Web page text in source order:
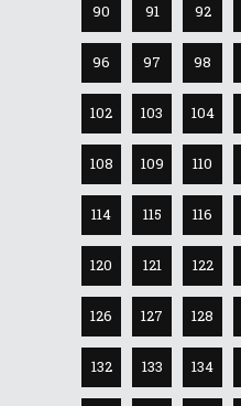
90 91 92
96 97 98
102 103 104
108 109 110
114 115 116
120 121 122
126 127 128
132 133 134